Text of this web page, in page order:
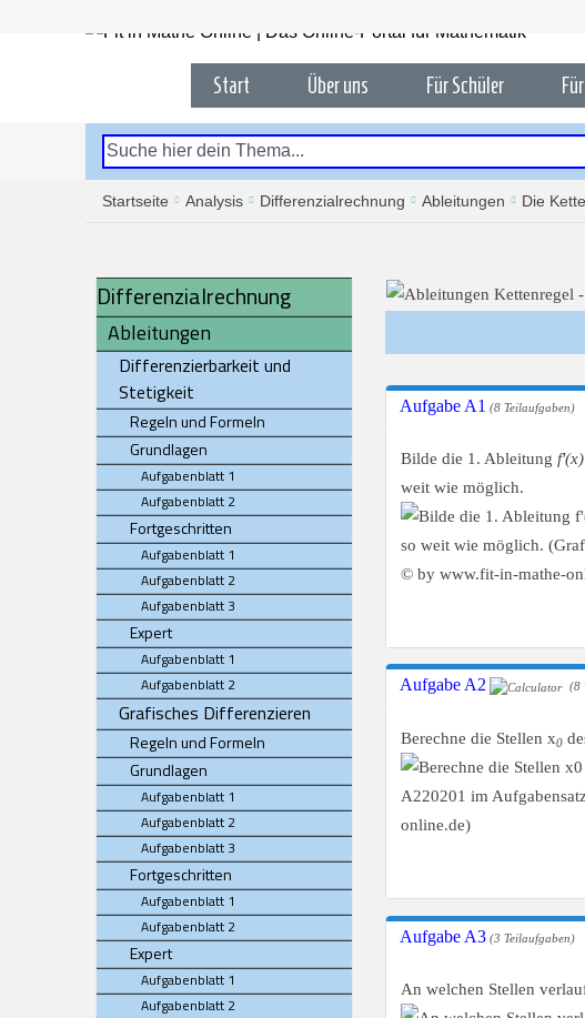
Start Über uns Für Schüler
Startseite Analysis Differenzialrechnung Ableitungen Die
Differenzialrechnung
Ableitungen
Differenzierbarkeit und
Stetigkeit
Regeln und Formeln
Grundlagen
Aufgabenblatt 1
Aufgabenblatt 2
Fortgeschritten
Aufgabenblatt 1
Aufgabenblatt 2
Aufgabenblatt 3
Expert
Aufgabenblatt 1
Aufgabenblatt 2
Grafisches Differenzieren
Regeln und Formeln
Grundlagen
Aufgabenblatt 1
Aufgabenblatt 2
Aufgabenblatt 3
Fortgeschritten
Aufgabenblatt 1
Aufgabenblatt 2
Expert
Aufgabenblatt 1
Aufgabenblatt 2
Aufgabe A1 (8 Teilaufgaben)
Bilde die 1. Ableitung f'(x)
weit wie möglich.
Aufgabe A2 (8
Berechne die Stellen x0
Aufgabe A3 (3 Teilaufgaben)
An welchen Stellen